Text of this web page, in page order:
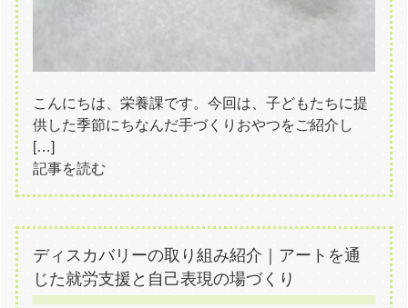
こんにちは、栄養課です。今回は、子どもたちに提
供した季節にちなんだ手づくりおやつをご紹介し
[…]
記事を読む
ディスカバリーの取り組み紹介｜アートを通
じた就労支援と自己表現の場づくり